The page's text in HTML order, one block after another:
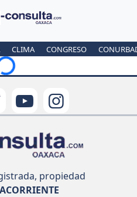
CLIMA CONGRESO
propiedad